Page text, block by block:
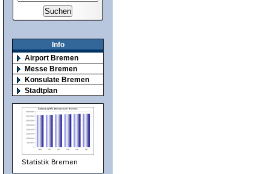
Info
Airport Bremen
Messe Bremen
Konsulate Bremen
Stadtplan